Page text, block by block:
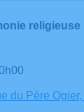
religieuse
du Père